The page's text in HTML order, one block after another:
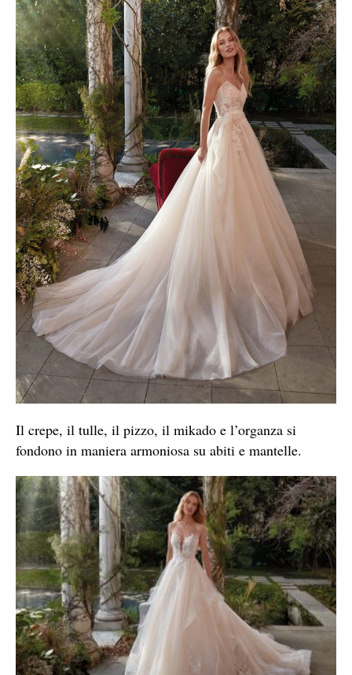
Il crepe, il tulle, il pizzo, il mikado e l’organza si
fondono in maniera armoniosa su abiti e mantelle.